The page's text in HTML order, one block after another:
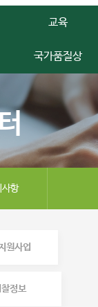
교육
국가품질상
사항
원사업
찰정보